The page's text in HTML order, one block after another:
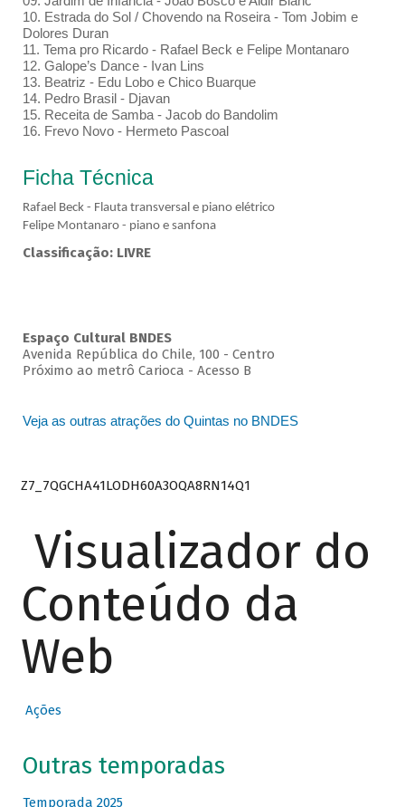
10. Estrada do Sol / Chovendo na Roseira - Tom Jobim e
Dolores Duran
11. Tema pro Ricardo - Rafael Beck e Felipe Montanaro
12. Galope’s Dance - Ivan Lins
13. Beatriz - Edu Lobo e Chico Buarque
14. Pedro Brasil - Djavan
15. Receita de Samba - Jacob do Bandolim
16. Frevo Novo - Hermeto Pascoal
Ficha Técnica
Rafael Beck - Flauta transversal e piano elétrico
Felipe Montanaro - piano e sanfona
Classificação: LIVRE
Espaço Cultural BNDES
Avenida República do Chile, 100 - Centro
Próximo ao metrô Carioca - Acesso B
Veja as outras atrações do Quintas no BNDES
Z7_7QGCHA41LODH60A3OQA8RN14Q1
Visualizador do
Conteúdo da
Web
Ações
Outras temporadas
Temporada 2025